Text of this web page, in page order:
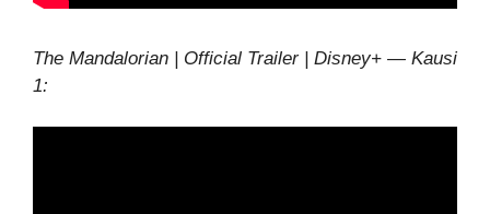
The Mandalorian | Official Trailer | Disney+ — Kausi
1: